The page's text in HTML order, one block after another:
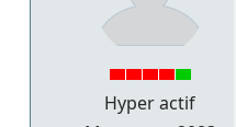
Hyper actif